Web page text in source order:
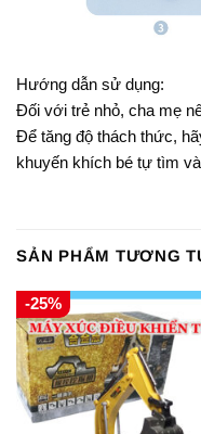
Hướng dẫn sử dụng:
Đối với trẻ nhỏ, cha mẹ
Để tăng độ thách thức,
khuyến khích bé tự tìm
SẢN PHẨM TƯƠNG
-25%